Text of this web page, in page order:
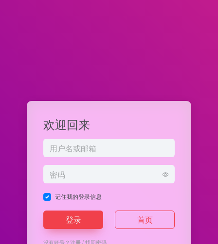
欢迎回来
记住我的登录信息
登录 首页
没有账号？注册/找回密码